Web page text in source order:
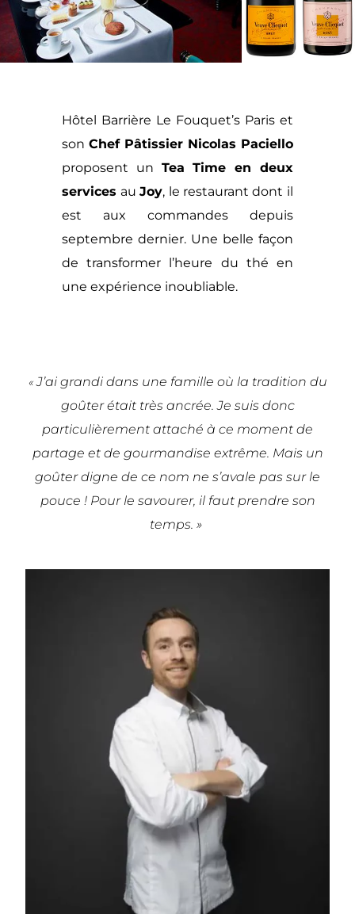
Hôtel Barrière Le Fouquet’s Pariset
sonChef Pâtissier Nicolas Paciello
proposent un Tea Time en deux
services auJoy, le restaurant dont il
est aux commandes depuis
septembre dernier. Une belle façon
de transformer l’heure du thé en
une expérience inoubliable.
«J’ai grandi dans une famille où la tradition du
goûter était très ancrée. Je suis donc
particulièrement attaché à ce moment de
partage et de gourmandise extrême. Mais un
goûter digne de ce nom ne s’avale pas sur le
pouce ! Pour le savourer, il faut prendre son
temps. »